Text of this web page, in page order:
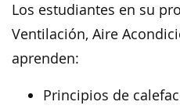
Los estudiantes en su
Ventilación, Aire
aprenden:
Principios de